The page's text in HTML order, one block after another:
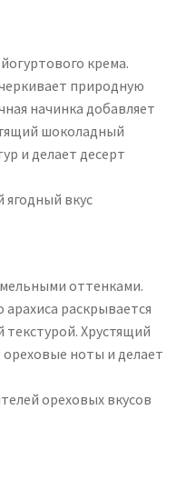
крема.
природную
начинка добавляет
шоколадный
и делает десерт
вкус
оттенками.
раскрывается
Хрустящий
ноты и делает
ореховых вкусов